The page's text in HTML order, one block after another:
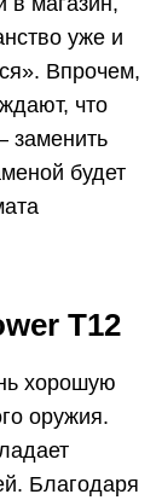
уже и
Впрочем,
что
заменить
будет
T12
хорошую
оружия.
Благодаря